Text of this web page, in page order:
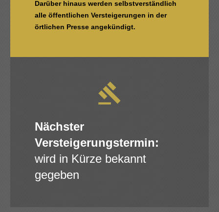
Darüber hinaus werden selbstverständlich
alle öffentlichen Versteigerungen in der
örtlichen Presse angekündigt.
Nächster
Versteigerungstermin:
wird in Kürze bekannt
gegeben